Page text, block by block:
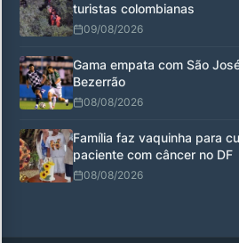
turistas colombianas
09/08/2026
Gama empata com São
Bezerrão
08/08/2026
Família faz vaquinha para
paciente com câncer no DF
08/08/2026